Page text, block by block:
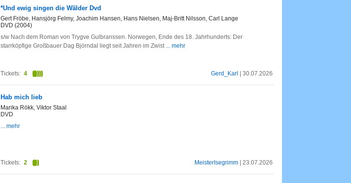
*Und ewig singen die Wälder Dvd
Gert Fröbe, Hansjörg Felmy, Joachim Hansen, Hans Nielsen, Maj-Britt Nilsson, Carl Lange
DVD (2004)
s/w Nach dem Roman von Trygve Gulbranssen. Norwegen, Ende des 18. Jahrhunderts: Der
starrköpfige Großbauer Dag Björndal liegt seit Jahren im Zwist ... mehr
Gerd_Karl | 30.07.2026
Tickets: 4
Hab mich lieb
Marika Rökk, Viktor Staal
DVD
... mehr
MeisterIsegrimm | 23.07.2026
Tickets: 2